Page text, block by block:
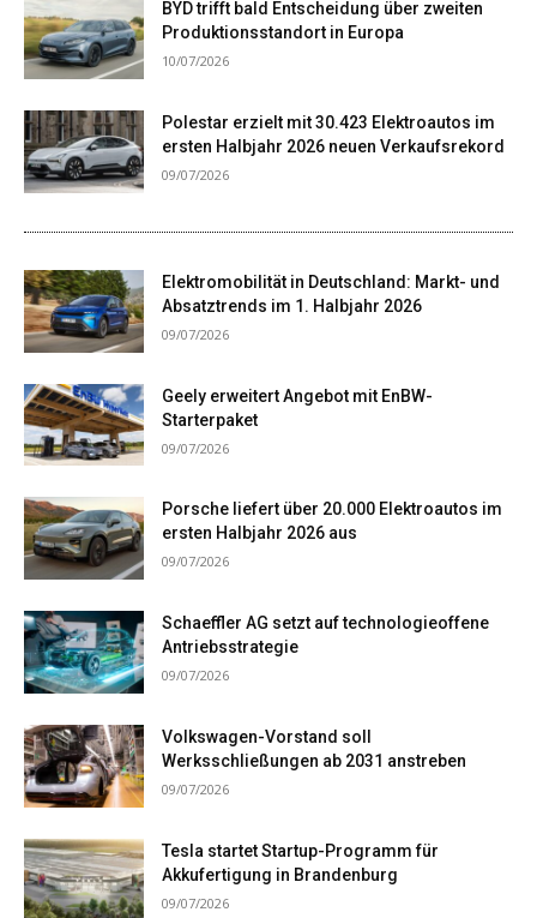
BYD trifft bald Entscheidung über zweiten
Produktionsstandort in Europa
10/07/2026
Polestar erzielt mit 30.423 Elektroautos im
ersten Halbjahr 2026 neuen Verkaufsrekord
09/07/2026
Elektromobilität in Deutschland: Markt- und
Absatztrends im 1. Halbjahr 2026
09/07/2026
Geely erweitert Angebot mit EnBW-
Starterpaket
09/07/2026
Porsche liefert über 20.000 Elektroautos im
ersten Halbjahr 2026 aus
09/07/2026
Schaeffler AG setzt auf technologieoffene
Antriebsstrategie
09/07/2026
Volkswagen-Vorstand soll
Werksschließungen ab 2031 anstreben
09/07/2026
Tesla startet Startup-Programm für
Akkufertigung in Brandenburg
09/07/2026